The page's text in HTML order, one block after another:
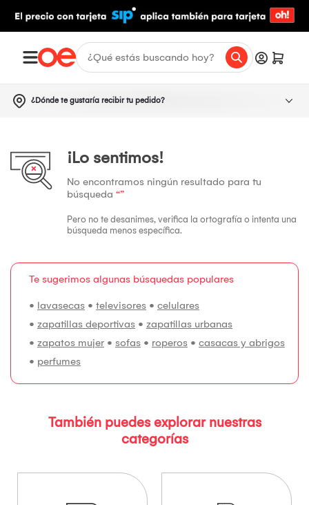
¿Dónde te gustaría recibir tu pedido?
¡Lo sentimos!
No encontramos ningún resultado para tu
búsqueda “”
Pero no te desanimes, verifica la ortografía o intenta una
búsqueda menos específica.
Te sugerimos algunas búsquedas populares
• lavasecas • televisores • celulares
• zapatillas deportivas • zapatillas urbanas
• zapatos mujer • sofas • roperos • casacas y abrigos
• perfumes
También puedes explorar nuestras
categorías